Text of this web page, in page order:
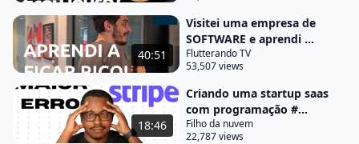
medo de não achar que ela era o suficiente, você
ficou pensando, pensando, pensando.
. . Até o ponto de ter dado tempo suficiente para
você assistir outra pessoa lançando a mesma ideia
na sua frente, e às vezes numa versão ainda mais
porca e ver dando certo?
40:51
Visitei uma empresa de
SOFTWARE e aprendi ...
Flutterando TV
53,507 views
18:46
Criando uma startup saas
com programação #...
Filho da nuvem
22,787 views